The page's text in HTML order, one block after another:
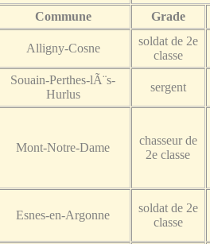
Commune Grade
Alligny-Cosne
soldat de 2e
classe
Souain-Perthes-lÃ¨s-
Hurlus
sergent
Mont-Notre-Dame
chasseur de
2e classe
Esnes-en-Argonne
soldat de 2e
classe